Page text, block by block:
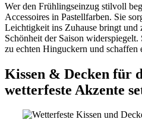
Wer den Frühlingseinzug stilvoll
Accessoires in Pastellfarben. Sie
Leichtigkeit ins Zuhause bringt und
Schönheit der Saison
zu echten Hinguckern und schaffen
Kissen & Decken für
wetterfeste Akzente